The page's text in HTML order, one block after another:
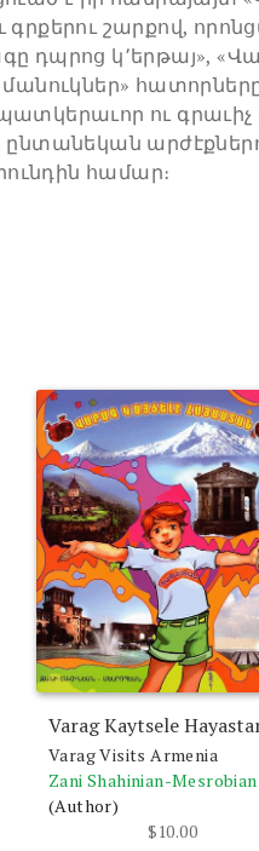
շարքով,
դպրոց կ՚երթայ»,
ու գրաւիչ
համար։
Varag Kaytsele
Varag Visits Armenia
Zani Shahinian-Mesrobian
(Author)
$10.00